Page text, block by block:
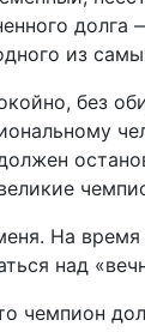
из
без
На время
над
чемпион